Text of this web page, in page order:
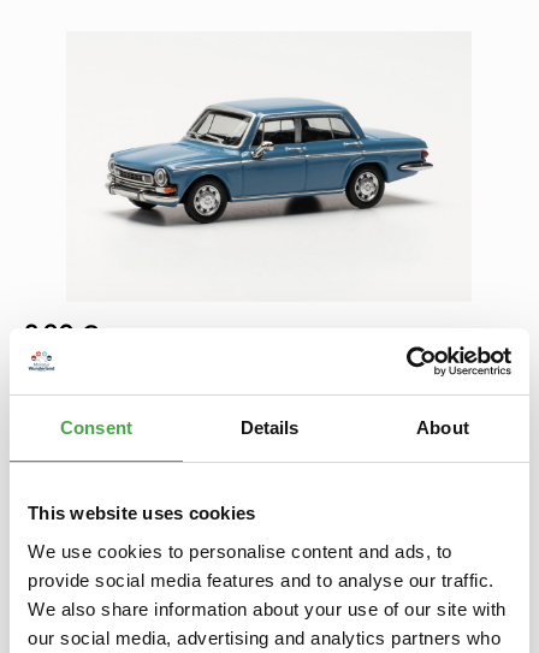
Consent Details About
This website uses cookies
We use cookies to personalise content and ads, to
provide social media features and to analyse our traffic.
We also share information about your use of our site with
our social media, advertising and analytics partners who
Regulärer Preis:
8,90 €
Preise inkl. MwSt. zzgl. Versandkosten
In den Warenkorb
Beschreibung
Dieses Modell ist kein Spielzeug für Kleinkinder. Es ist für
Modellbauer und Sammler ab 14 Jahren geeignet.
Lizensiertes Mod…Mehr